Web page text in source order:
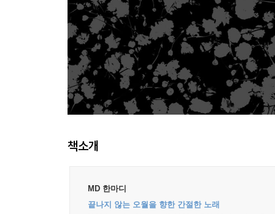
책소개
MD 한마디
끝나지 않는 오월을 향한 간절한 노래